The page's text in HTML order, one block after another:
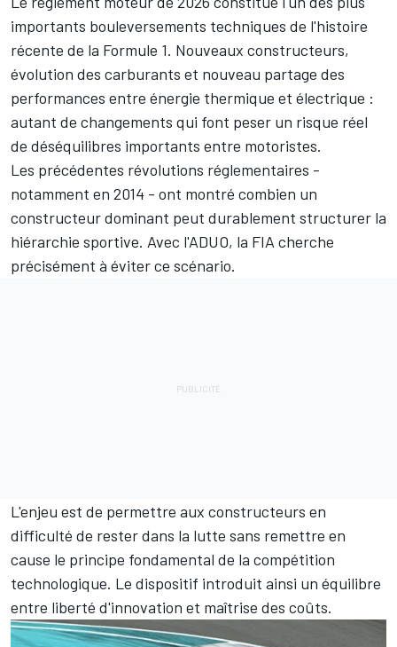
importants bouleversements techniques de l'histoire
récente de la Formule 1. Nouveaux constructeurs,
évolution des carburants et nouveau partage des
performances entre énergie thermique et électrique :
autant de changements qui font peser un risque réel
de déséquilibres importants entre motoristes.
Les précédentes révolutions réglementaires -
notamment en 2014 - ont montré combien un
constructeur dominant peut durablement structurer la
hiérarchie sportive. Avec l'ADUO, la FIA cherche
précisément à éviter ce scénario.
L'enjeu est de permettre aux constructeurs en
difficulté de rester dans la lutte sans remettre en
cause le principe fondamental de la compétition
technologique. Le dispositif introduit ainsi un équilibre
entre liberté d'innovation et maîtrise des coûts.